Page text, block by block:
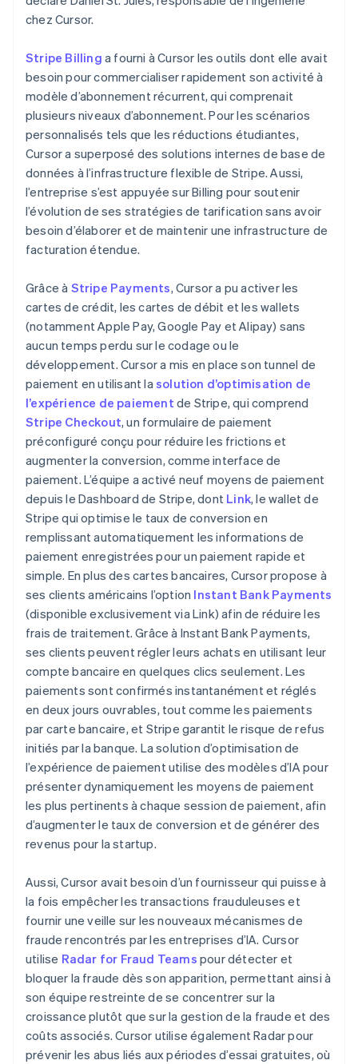
chez Cursor.
Stripe Billing a fourni à Cursor les outils dont elle avait
besoin pour commercialiser rapidement son activité à
modèle d’abonnement récurrent, qui comprenait
plusieurs niveaux d’abonnement. Pour les scénarios
personnalisés tels que les réductions étudiantes,
Cursor a superposé des solutions internes de base de
données à l’infrastructure flexible de Stripe. Aussi,
l’entreprise s’est appuyée sur Billing pour soutenir
l’évolution de ses stratégies de tarification sans avoir
besoin d’élaborer et de maintenir une infrastructure de
facturation étendue.
Grâce à Stripe Payments, Cursor a pu activer les
cartes de crédit, les cartes de débit et les wallets
(notamment Apple Pay, Google Pay et Alipay) sans
aucun temps perdu sur le codage ou le
développement. Cursor a mis en place son tunnel de
paiement en utilisant la solution d’optimisation de
l’expérience de paiement de Stripe, qui comprend
Stripe Checkout, un formulaire de paiement
préconfiguré conçu pour réduire les frictions et
augmenter la conversion, comme interface de
paiement. L’équipe a activé neuf moyens de paiement
depuis le Dashboard de Stripe, dont Link, le wallet de
Stripe qui optimise le taux de conversion en
remplissant automatiquement les informations de
paiement enregistrées pour un paiement rapide et
simple. En plus des cartes bancaires, Cursor propose à
ses clients américains l’option Instant Bank Payments
(disponible exclusivement via Link) afin de réduire les
frais de traitement. Grâce à Instant Bank Payments,
ses clients peuvent régler leurs achats en utilisant leur
compte bancaire en quelques clics seulement. Les
paiements sont confirmés instantanément et réglés
en deux jours ouvrables, tout comme les paiements
par carte bancaire, et Stripe garantit le risque de refus
initiés par la banque. La solution d’optimisation de
l’expérience de paiement utilise des modèles d’IA pour
présenter dynamiquement les moyens de paiement
les plus pertinents à chaque session de paiement, afin
d’augmenter le taux de conversion et de générer des
revenus pour la startup.
Aussi, Cursor avait besoin d’un fournisseur qui puisse à
la fois empêcher les transactions frauduleuses et
fournir une veille sur les nouveaux mécanismes de
fraude rencontrés par les entreprises d’IA. Cursor
utilise Radar for Fraud Teams pour détecter et
bloquer la fraude dès son apparition, permettant ainsi à
son équipe restreinte de se concentrer sur la
croissance plutôt que sur la gestion de la fraude et des
coûts associés. Cursor utilise également Radar pour
prévenir les abus liés aux périodes d’essai gratuites, où